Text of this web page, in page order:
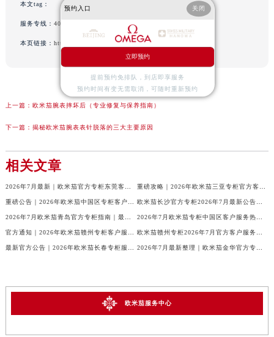
本文tag：
服务专线： 400-877-2083
本页链接： http://www.gjwatch.cn/problem/177.html
上一篇： 欧米茄腕表摔坏后（专业修复与保养指南）
下一篇： 揭秘欧米茄腕表表针脱落的三大主要原因
相关文章
欧米茄服务中心
预约入口 关闭
立即预约
提前预约免排队，到店即享服务
预约时间有变无需取消，可随时重新预约